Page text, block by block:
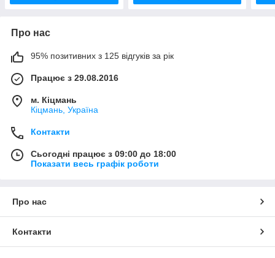
Про нас
95% позитивних з 125 відгуків за рік
Працює з 29.08.2016
м. Кіцмань
Кіцмань, Україна
Контакти
Сьогодні працює з 09:00 до 18:00
Показати весь графік роботи
Про нас
Контакти